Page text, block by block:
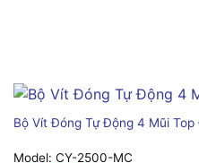
Bộ Vít Đóng Tự Động 4 Mũi Top
Model: CY-2500-MC